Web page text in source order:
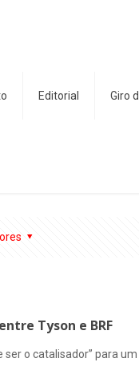
Editorial Giro
Tyson e BRF
o catalisador” para